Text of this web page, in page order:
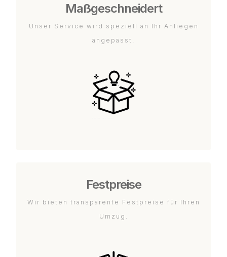
Maßgeschneidert
Unser Service wird speziell an Ihr Anliegen
angepasst.
Festpreise
Wir bieten transparente Festpreise für Ihren
Umzug.